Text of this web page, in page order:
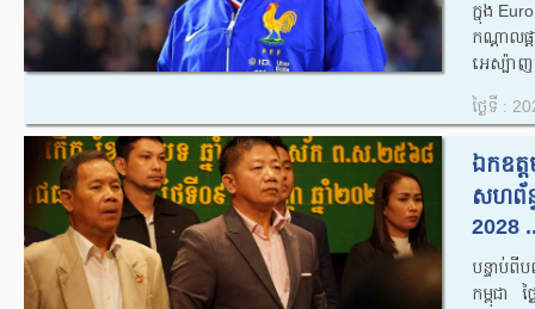
ក្នុង
កណ្តា
អេស្ប៉ា
ថ្ងៃទី :
ឯកឧត្
សហព័ន្
2028
បន្ទាប់​
កម្ពុជា​